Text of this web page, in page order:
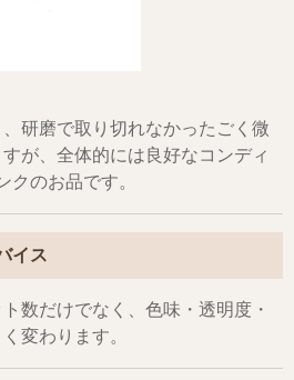
研磨で取り切れなかったごく微
が、全体的には良好なコンディ
クのお品です。
イス
数だけでなく、色味・透明度・
変わります。